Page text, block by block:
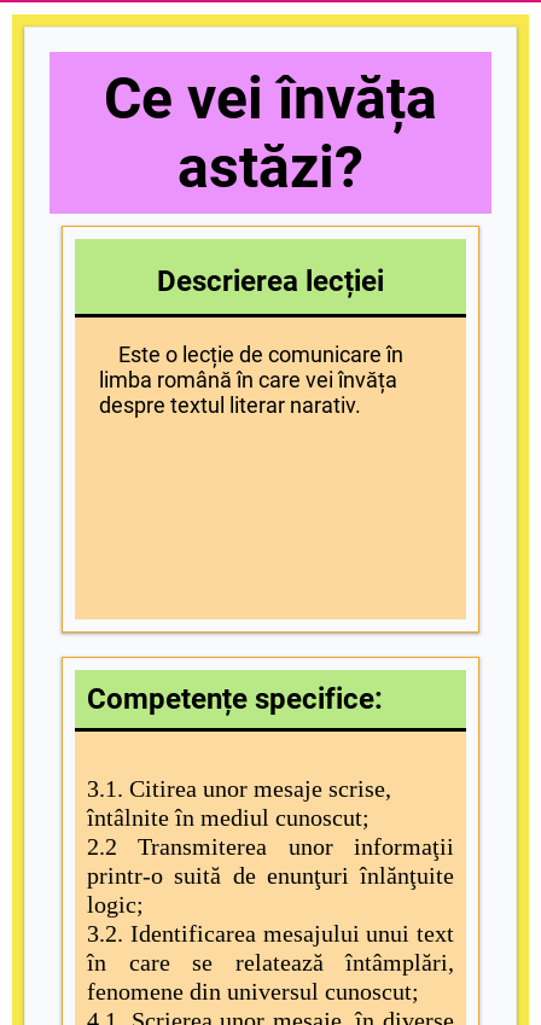
Ce vei învăța
astăzi?
Descrierea lecției
Este o lecție de comunicare în
limba română în care vei învăța
despre textul literar narativ.
Competențe specifice:
3.1. Citirea unor mesaje scrise,
întâlnite în mediul cunoscut;
2.2 Transmiterea unor informaţii
printr-o suită de enunţuri înlănţuite
logic;
3.2. Identificarea mesajului unui text
în care se relatează întâmplări,
fenomene din universul cunoscut;